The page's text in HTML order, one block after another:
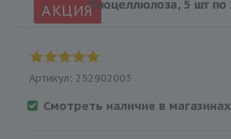
АКЦИЯ
Артикул: 252902003
Смотреть наличие в магазинах